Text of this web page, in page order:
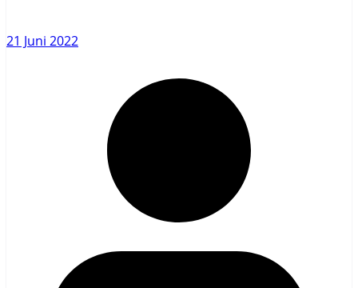
21 Juni 2022